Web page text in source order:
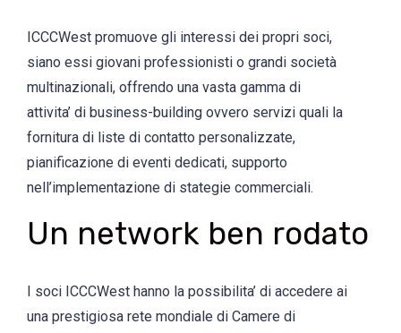
ICCCWest promuove gli interessi dei propri soci,
siano essi giovani professionisti o grandi società
multinazionali, offrendo una vasta gamma di
attivita’ di business-building ovvero servizi quali la
fornitura di liste di contatto personalizzate,
pianificazione di eventi dedicati, supporto
nell’implementazione di stategie commerciali.
Un network ben rodato
I soci ICCCWest hanno la possibilita’ di accedere ai
una prestigiosa rete mondiale di Camere di